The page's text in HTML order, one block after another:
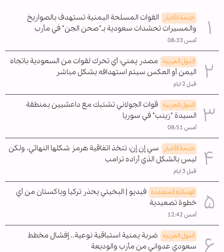
خدمة الأخبار
القوات المسلحة اليمنية تستهدف بالصواريخ
والمسيرات تحشدات سعودية بـ"صحن الجن" في مأرب
أمس 08:33
الدول العربیه مصدر يمني: أي تحرك لقوات من السعودية باتجاه
اليمن أو العكس سيتم استهدافه بشكل مباشر
قبل 2 ايام
الدول العربیه قوات الجولاني تشتبك مع داعشيين بمنطقة
السيدة "زينب" في سوريا
أمس 08:51
خدمة الأخبار
سي إن إن: تتخذ اتفاقية هرمز شكلها النهائي، ولكن
ليس بالشكل الذي أراده ترامب
قبل 3 ايام
الوسائط المتعدده فيديو | البخيتي يحذر تركيا وباكستان من أي
خطوة تصعيدية
أمس 12:42
الدول العربیه ضربة يمنية استباقية نوعية.. إفشال مخطط
سعودي عدواني من مأرب والوديعة